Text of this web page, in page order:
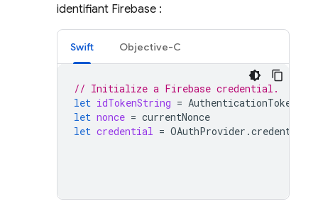
identifiant Firebase :
Swift Objective-C
// Initialize a Firebase credential.
let idTokenString = AuthenticationToken
let nonce = currentNonce
let credential = OAuthProvider .credential